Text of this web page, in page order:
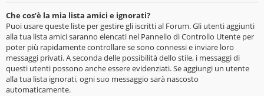
Che cos’è la mia lista amici e ignorati?
Puoi usare queste liste per gestire gli iscritti al Forum. Gli utenti aggiunti
alla tua lista amici saranno elencati nel Pannello di Controllo Utente per
poter più rapidamente controllare se sono connessi e inviare loro
messaggi privati. A seconda delle possibilità dello stile, i messaggi di
questi utenti possono anche essere evidenziati. Se aggiungi un utente
alla tua lista ignorati, ogni suo messaggio sarà nascosto
automaticamente.